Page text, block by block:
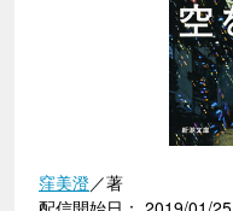
窪美澄／著